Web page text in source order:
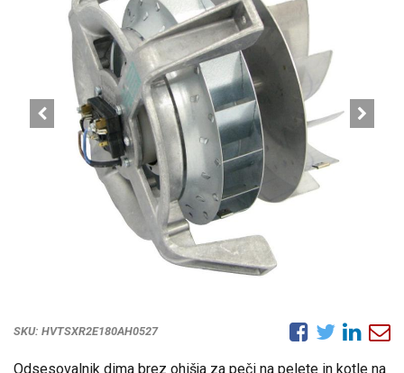
SKU: HVTSXR2E180AH0527
Odsesovalnik dima brez ohišja za peči na pelete in kotle na